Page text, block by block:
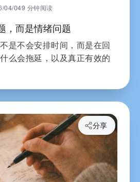
04/049 分钟阅读
，而是情绪问题
是不会安排时间，而是在回
么会拖延，以及真正有效的
分享